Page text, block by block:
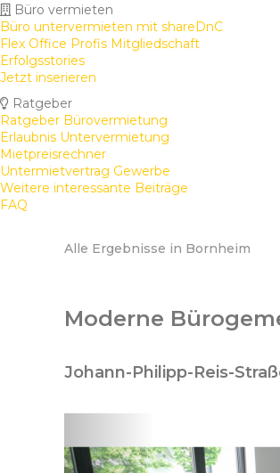
Büro vermieten
Büro untervermieten mit shareDnC
Flex Office Profis Mitgliedschaft
Erfolgsstories
Jetzt inserieren
Ratgeber
Ratgeber Bürovermietung
Erlaubnis Untervermietung
Mietpreisrechner
Untermietvertrag Gewerbe
Weitere interessante Beiträge
FAQ
Alle Ergebnisse in Bornheim
Moderne
Johann-Philipp-Reis-